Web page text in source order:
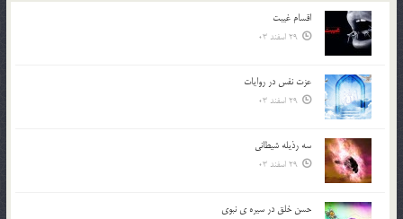
اقسام غيبت
29 اسفند 03
عزت نفس در روايات
29 اسفند 03
سه رذیله شیطانی
29 اسفند 03
حسن خلق در سيره ي نبوي